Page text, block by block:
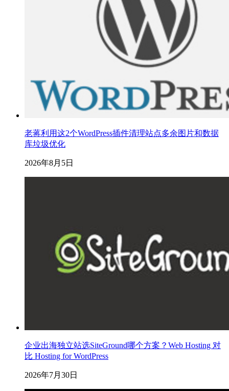
老蒋利用这2个WordPress插件清理站点多余图片和数据
库垃圾优化
2026年8月5日
企业出海独立站选SiteGround哪个方案？Web Hosting 对
比 Hosting for WordPress
2026年7月30日